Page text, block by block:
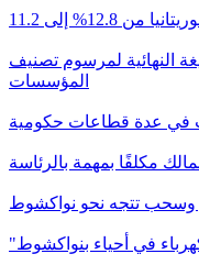
النهائية لمرسوم تصنيف
المؤسسات
في عدة قطاعات حكومية
مكلفًا بمهمة بالرئاسة
وسحب تتجه نحو نواكشوط
في أحياء بنواكشوط